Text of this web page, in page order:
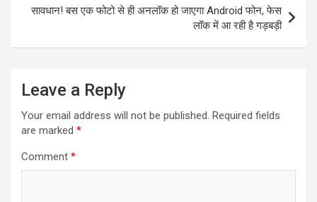
सावधान! बस एक फोटो से ही अनलॉक हो जाएगा Android फोन, फेस
लॉक में आ रही है गड़बड़ी
Leave a Reply
Your email address will not be published. Required fields
are marked *
Comment *